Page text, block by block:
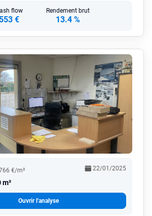
flow
553 €
Rendement brut
13.4 %
€/m²
m²
22/01/2025
Ouvrir l'analyse